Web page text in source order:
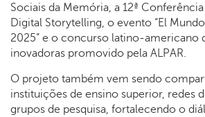
Sociais da Memória, a 12ª
Digital Storytelling, o evento “El
2025” e o concurso latino-americano
inovadoras promovido pela ALPAR.
O projeto também vem sendo
instituições de ensino superior, redes
grupos de pesquisa, fortalecendo o